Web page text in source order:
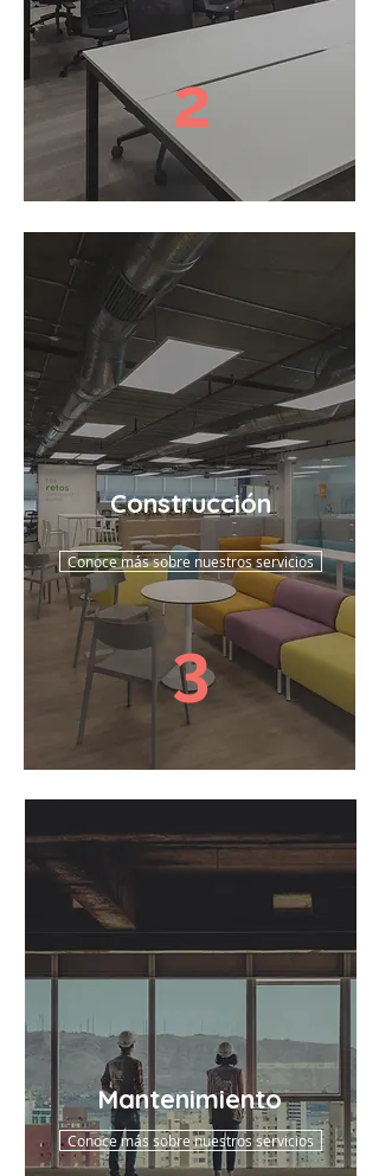
2
Construcción
3
Conoce más sobre nuestros servicios
Mantenimiento
Conoce más sobre nuestros servicios